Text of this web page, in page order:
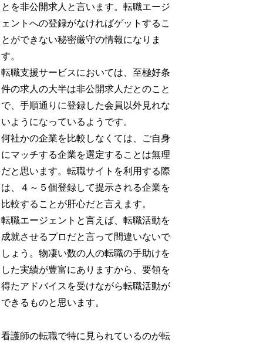
とを非公開求人と言います。転職エージ
ェントへの登録がなければゲットするこ
とができない秘密厳守の情報になりま
す。
転職支援サービスにおいては、至極好条
件の求人の大半は非公開求人だとのこと
で、手順通りに登録した会員以外見れな
いようになっているようです。
何社かの企業を比較しなくては、ご自身
にマッチする企業を選定することは無理
だと思います。転職サイトを利用する際
は、４～５個登録して提示される企業を
比較することが肝心だと言えます。
転職エージェントと言えば、転職活動を
成就させるプロだと言って間違いないで
しょう。物凄い数の人の転職の手助けを
した実績が豊富にありますから、要領を
得たアドバイスを受けながら転職活動が
できるものと思います。
看護師の転職で特に見られているのが転